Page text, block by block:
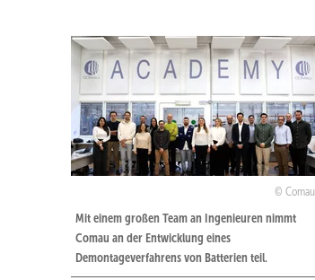
Comau
Mit einem großen Team an Ingenieuren nimmt
Comau an der Entwicklung eines
Demontageverfahrens von Batterien teil.